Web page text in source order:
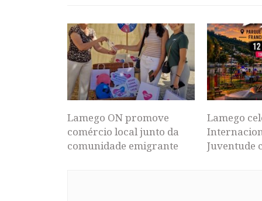
Lamego ON promove
comércio local junto da
comunidade emigrante
Lamego
Juventude